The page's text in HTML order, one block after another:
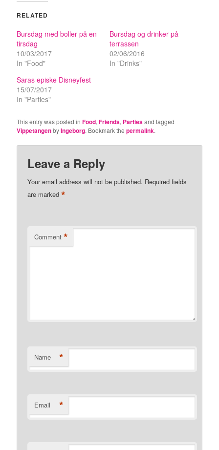
RELATED
Bursdag med boller på en
tirsdag
10/03/2017
In "Food"
Bursdag og drinker på
terrassen
02/06/2016
In "Drinks"
Saras episke Disneyfest
15/07/2017
In "Parties"
This entry was posted inFood,Friends, Partiesand tagged
VippetangenbyIngeborg. Bookmark thepermalink.
Leave a Reply
Your email address will not be published. Required fields
are marked*
Comment *
Name *
Email *